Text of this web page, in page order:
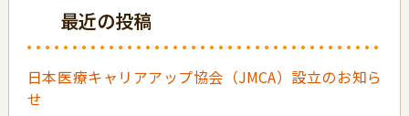
最近の投稿
日本医療キャリアアップ協会（JMCA）設立のお知ら
せ